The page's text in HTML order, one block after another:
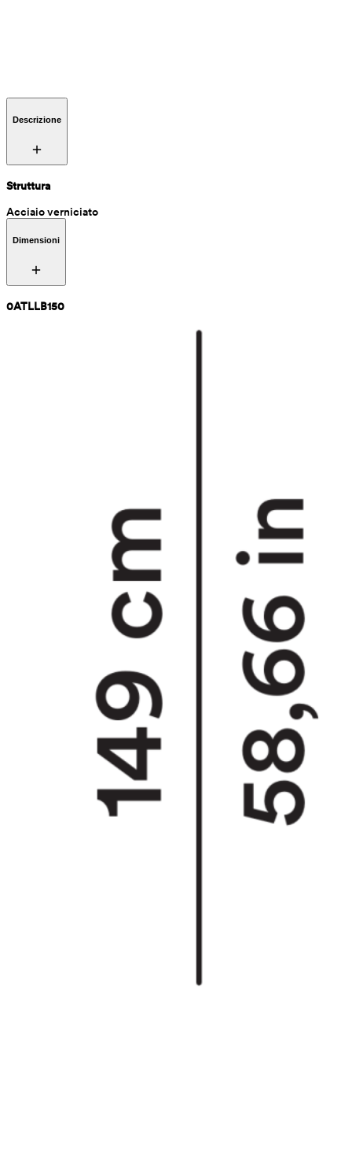
Descrizione
Struttura
Acciaio verniciato
Dimensioni
0ATLLB150